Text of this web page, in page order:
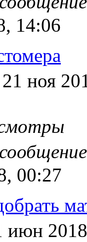
14:06
21 ноя
00:27
июн